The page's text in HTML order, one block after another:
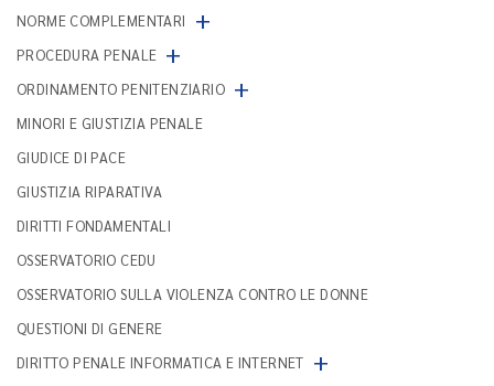
NORME COMPLEMENTARI
+
PROCEDURA PENALE +
ORDINAMENTO PENITENZIARIO +
MINORI E GIUSTIZIA PENALE
GIUDICE DI PACE
GIUSTIZIA RIPARATIVA
DIRITTI FONDAMENTALI
OSSERVATORIO CEDU
OSSERVATORIO SULLA VIOLENZA CONTRO LE DONNE
QUESTIONI DI GENERE
DIRITTO PENALE INFORMATICA E INTERNET +